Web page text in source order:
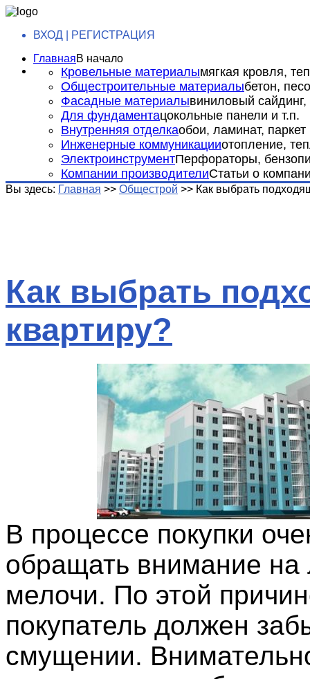
ВХОД | РЕГИСТРАЦИЯ
ГлавнаяВ начало
Кровельные материалымягкая кровля,
Общестроительные материалыбетон,
Фасадные материалывиниловый сайдинг,
Для фундаментацокольные панели и т.п.
Внутренняя отделкаобои, ламинат, паркет
Инженерные коммуникацииотопление,
ЭлектроинструментПерфораторы,
Компании производителиСтатьи о
Вы здесь: Главная >> Общестрой >> Как выбрать
Как выбрать
квартиру?
В процессе покупки
обращать внимание
мелочи. По этой
покупатель должен
смущении.